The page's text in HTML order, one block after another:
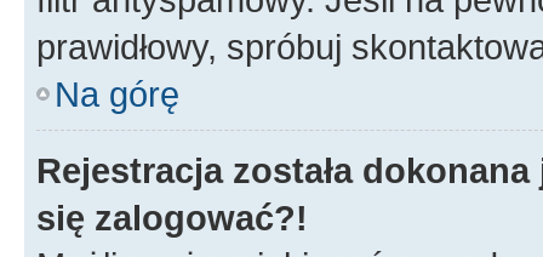
prawidłowy, spróbuj
Na górę
Rejestracja została
się zalogować?!